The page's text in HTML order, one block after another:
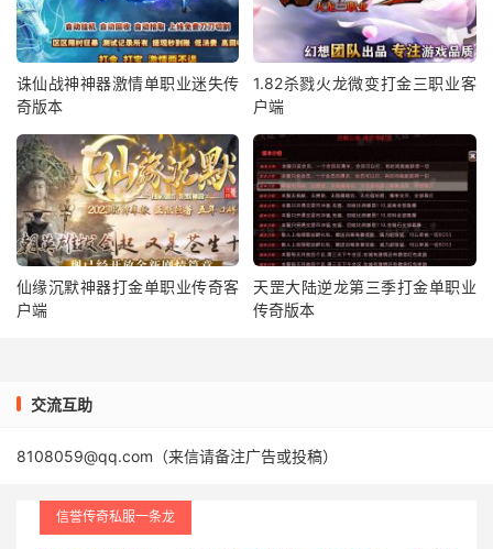
诛仙战神神器激情单职业迷失传
奇版本
1.82杀戮火龙微变打金三职业客
户端
仙缘沉默神器打金单职业传奇客
户端
天罡大陆逆龙第三季打金单职业
传奇版本
交流互助
8108059@qq.com（来信请备注广告或投稿）
信誉传奇私服一条龙